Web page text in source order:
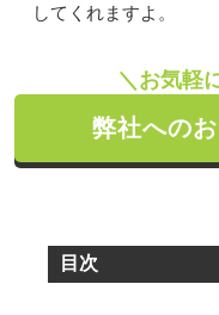
してくれますよ。
＼お気軽
弊社への
目次